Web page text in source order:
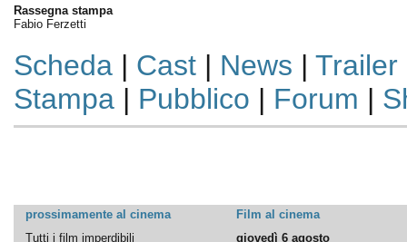
Rassegna stampa
Fabio Ferzetti
Scheda| Cast| News | Trailer
Stampa| Pubblico | Forum |
prossimamente al cinema
Film al cinema
Tutti i film imperdibili
giovedì 6 agosto